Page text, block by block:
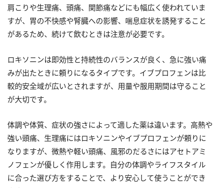
肩こりや生理痛、頭痛、関節痛などにも幅広く使われていま
すが、胃の不快感や腎臓への影響、喘息症状を誘発すること
があるため、続けて飲むときは注意が必要です。
ロキソニンは即効性と持続性のバランスが良く、急に強い痛
みが出たときに頼りになるタイプです。イブプロフェンは比
較的安全域が広いとされますが、用量や服用期間は守ること
が大切です。
体調や体質、症状の強さによって適した薬は違います。高熱や
強い頭痛、生理痛にはロキソニンやイブプロフェンが頼りに
なりますが、微熱や軽い頭痛、風邪のだるさにはアセトアミ
ノフェンが優しく作用します。自分の体調やライフスタイル
に合った選び方をすることで、より安心して使うことができ